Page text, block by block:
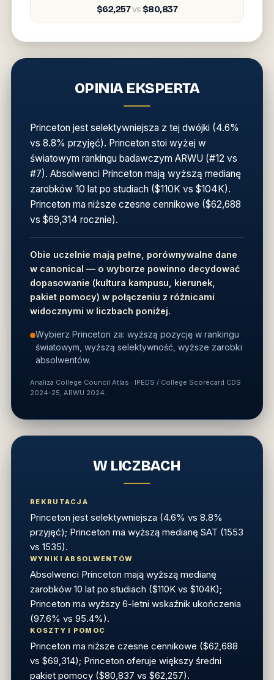
$62,257vs $80,837
OPINIA EKSPERTA
Princeton jest selektywniejsza z tej dwójki (4.6%
vs 8.8% przyjęć). Princeton stoi wyżej w
światowym rankingu badawczym ARWU (#12 vs
#7). Absolwenci Princeton mają wyższą medianę
zarobków 10 lat po studiach ($110K vs $104K).
Princeton ma niższe czesne cennikowe ($62,688
vs $69,314 rocznie).
Obie uczelnie mają pełne, porównywalne dane
w canonical — o wyborze powinno decydować
dopasowanie (kultura kampusu, kierunek,
pakiet pomocy) w połączeniu z różnicami
widocznymi w liczbach poniżej.
Wybierz Princeton za: wyższą pozycję w rankingu
światowym, wyższą selektywność, wyższe zarobki
absolwentów.
Analiza College Council Atlas · IPEDS / College Scorecard CDS
2024-25, ARWU 2024.
W LICZBACH
REKRUTACJA
Princeton jest selektywniejsza (4.6% vs 8.8%
przyjęć); Princeton ma wyższą medianę SAT (1553
vs 1535).
WYNIKI ABSOLWENTÓW
Absolwenci Princeton mają wyższą medianę
zarobków 10 lat po studiach ($110K vs $104K);
Princeton ma wyższy 6-letni wskaźnik ukończenia
(97.6% vs 95.4%).
KOSZTY I POMOC
Princeton ma niższe czesne cennikowe ($62,688
vs $69,314); Princeton oferuje większy średni
pakiet pomocy ($80,837 vs $62,257).